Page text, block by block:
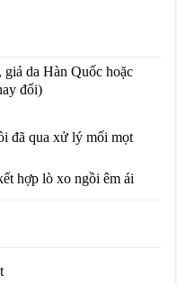
da Hàn Quốc hoặc
đổi)
đã qua xử lý mối mọt
hợp lò xo ngồi êm ái